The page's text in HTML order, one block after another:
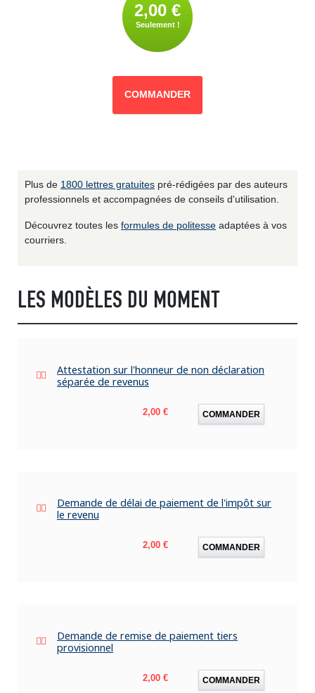
2,00 €
Seulement !
COMMANDER
Plus de 1800 lettres gratuites pré-rédigées par des auteurs
professionnels et accompagnées de conseils d'utilisation.
Découvrez toutes les formules de politesse adaptées à vos
courriers.
LES MODÈLES DU MOMENT
Attestation sur l'honneur de non déclaration
séparée de revenus
Prix
2,00 € COMMANDER
Demande de délai de paiement de l'impôt sur
le revenu
Prix
2,00 € COMMANDER
Demande de remise de paiement tiers
provisionnel
Prix
2,00 € COMMANDER